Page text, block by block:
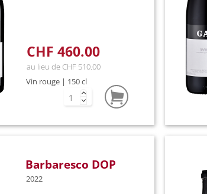
CHF 460.00
au lieu de CHF 510.00
Vin rouge | 150 cl
Barbaresco DOP
2022